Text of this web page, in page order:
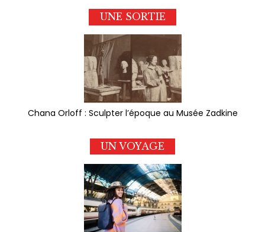
UNE SORTIE
Chana Orloff : Sculpter l’époque au Musée Zadkine
UN VOYAGE